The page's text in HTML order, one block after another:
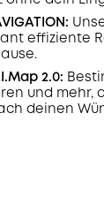
:
effiziente
2.0:
und mehr,
deinen